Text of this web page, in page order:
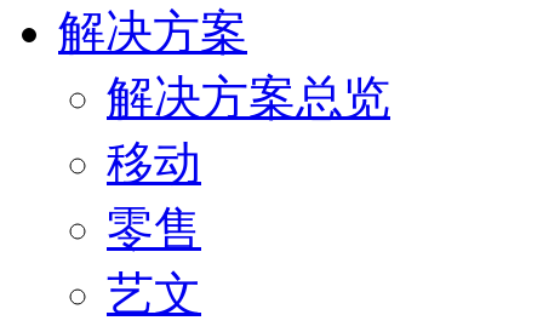
解决方案
解决方案总览
移动
零售
艺文